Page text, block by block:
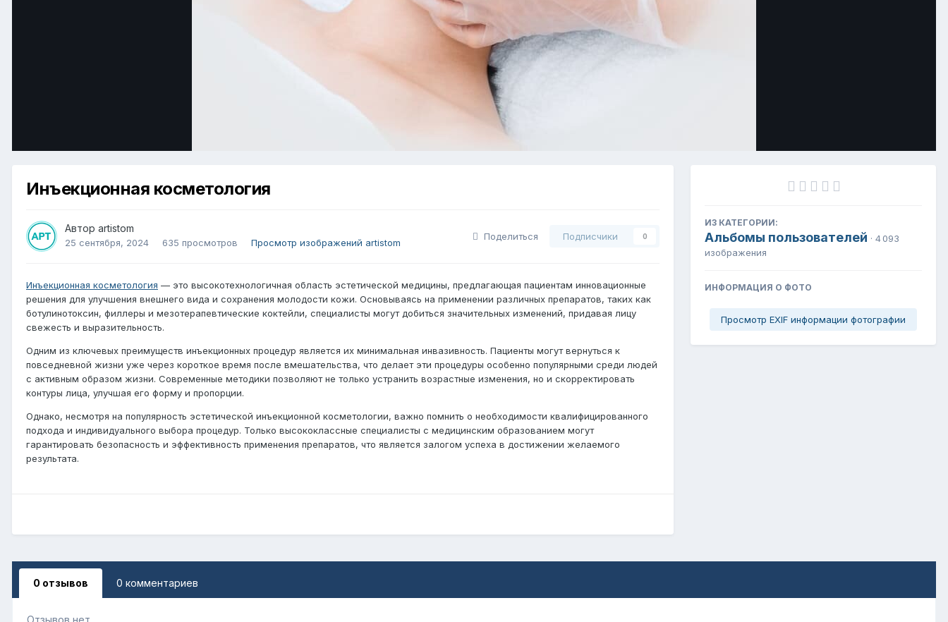
Инъекционная косметология
Автор artistom
25 сентября, 2024 635 просмотров Просмотр изображений artistom
Поделиться Подписчики 0
Инъекционная косметология — это высокотехнологичная область эстетической медицины, предлагающая пациентам инновационные
решения для улучшения внешнего вида и сохранения молодости кожи. Основываясь на применении различных препаратов, таких как
ботулинотоксин, филлеры и мезотерапевтические коктейли, специалисты могут добиться значительных изменений, придавая лицу
свежесть и выразительность.
Одним из ключевых преимуществ инъекционных процедур является их минимальная инвазивность. Пациенты могут вернуться к
повседневной жизни уже через короткое время после вмешательства, что делает эти процедуры особенно популярными среди людей
с активным образом жизни. Современные методики позволяют не только устранить возрастные изменения, но и скорректировать
контуры лица, улучшая его форму и пропорции.
Однако, несмотря на популярность эстетической инъекционной косметологии, важно помнить о необходимости квалифицированного
подхода и индивидуального выбора процедур. Только высококлассные специалисты с медицинским образованием могут
гарантировать безопасность и эффективность применения препаратов, что является залогом успеха в достижении желаемого
результата.
ИЗ КАТЕГОРИИ:
Альбомы пользователей · 4 093
изображения
ИНФОРМАЦИЯ О ФОТО
Просмотр EXIF информации фотографии
0 отзывов 0 комментариев